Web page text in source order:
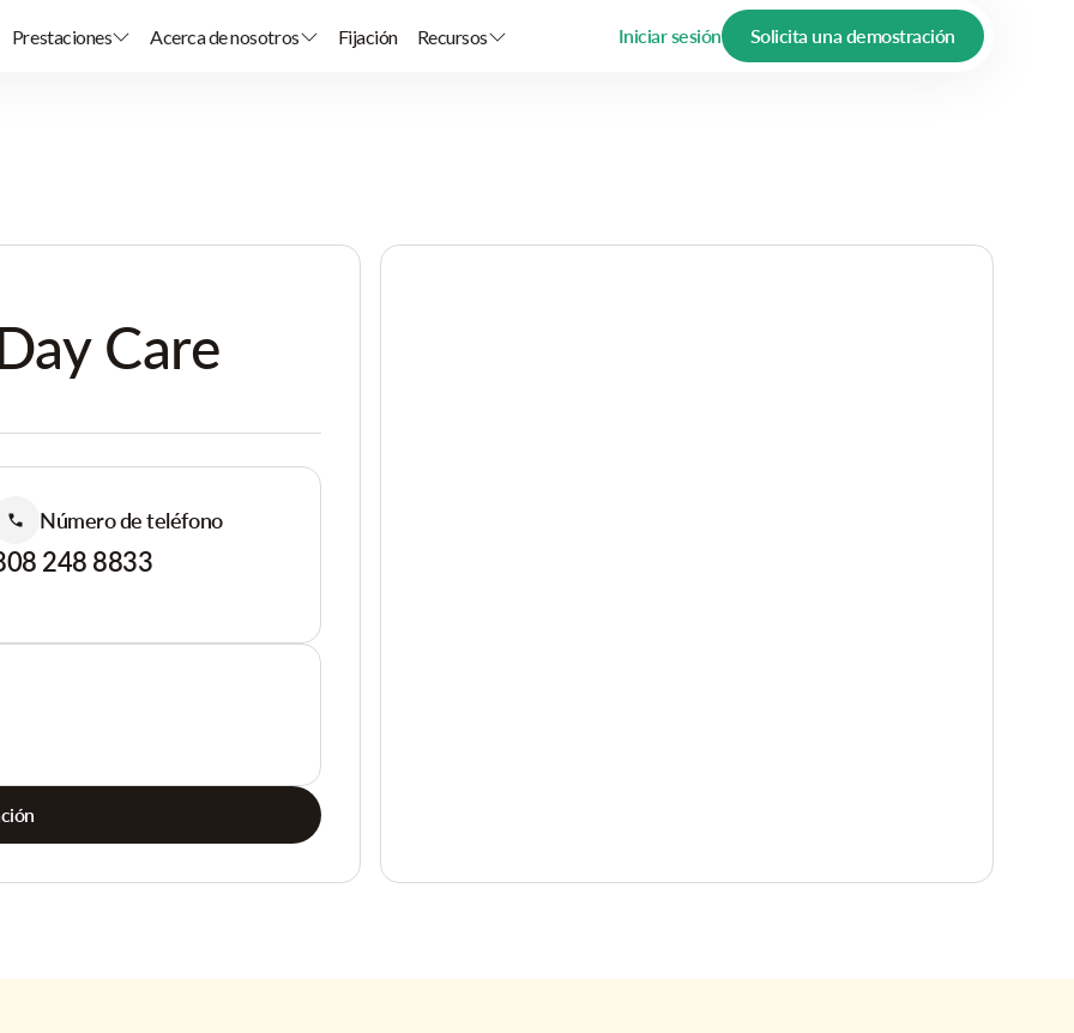
Prestaciones Acerca de nosotros Fijación Recursos Iniciar sesión Solicita una demostración
Care
Número de teléfono
248 8833